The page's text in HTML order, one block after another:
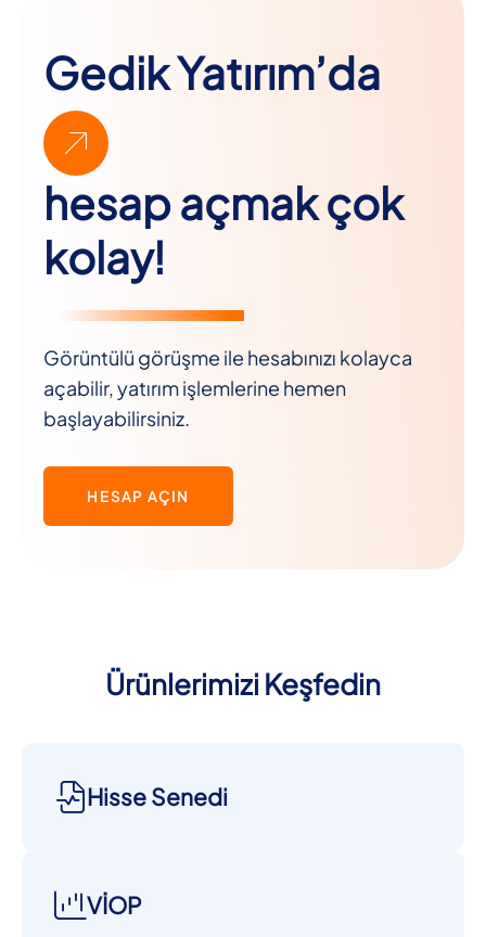
Gedik Yatırım’da
hesap açmak çok
kolay!
Görüntülü görüşme ile hesabınızı kolayca
açabilir, yatırım işlemlerine hemen
başlayabilirsiniz.
HESAP AÇIN
Ürünlerimizi Keşfedin
Hisse Senedi
VİOP